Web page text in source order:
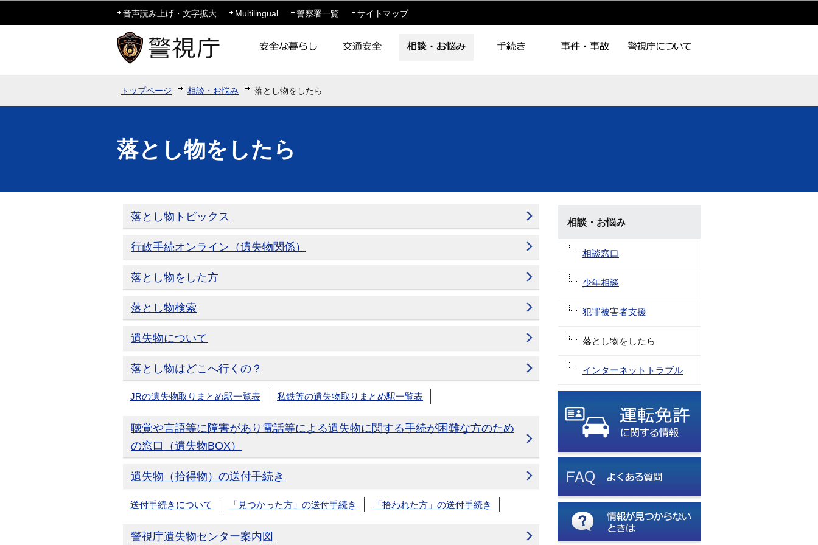
このページの本文へ移動
音声読み上げ・文字拡大 Multilingual 警察署一覧 サイトマップ
トップページ 相談・お悩み 落とし物をしたら
落とし物をしたら
落とし物トピックス
行政手続オンライン（遺失物関係）
落とし物をした方
落とし物検索
遺失物について
落とし物はどこへ行くの？
JRの遺失物取りまとめ駅一覧表 私鉄等の遺失物取りまとめ駅一覧表
聴覚や言語等に障害があり電話等による遺失物に関する手続が困難な方のため
の窓口（遺失物BOX）
遺失物（拾得物）の送付手続き
送付手続きについて 「見つかった方」の送付手続き 「拾われた方」の送付手続き
警視庁遺失物センター案内図
相談・お悩み
相談窓口
少年相談
犯罪被害者支援
落とし物をしたら
インターネットトラブル